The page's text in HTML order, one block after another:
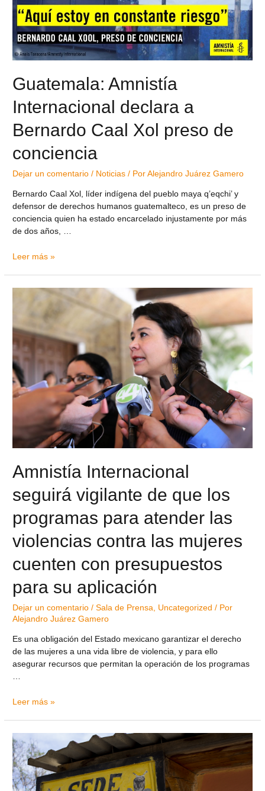
Guatemala: Amnistía
Internacional declara a
Bernardo Caal Xol preso de
conciencia
Dejar un comentario / Noticias / PorAlejandro Juárez Gamero
Bernardo Caal Xol, líder indígena del pueblo maya q’eqchi’ y
defensor de derechos humanos guatemalteco, es un preso de
conciencia quien ha estado encarcelado injustamente por más
de dos años, …
Leer más »
Amnistía Internacional
seguirá vigilante de que los
programas para atender las
violencias contra las mujeres
cuenten con presupuestos
para su aplicación
Dejar un comentario /Sala de Prensa, Uncategorized / Por
Alejandro Juárez Gamero
Es una obligación del Estado mexicano garantizar el derecho
de las mujeres a una vida libre de violencia, y para ello
asegurar recursos que permitan la operación de los programas
Leer más »